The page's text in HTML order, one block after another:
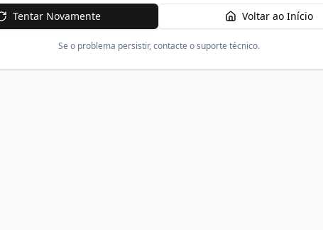
Tentar Novamente Voltar ao Início
Se o problema persistir, contacte o suporte técnico.